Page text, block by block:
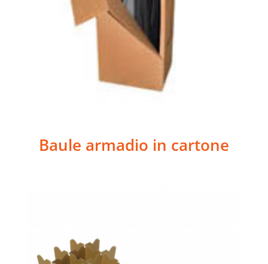
Baule armadio in cartone